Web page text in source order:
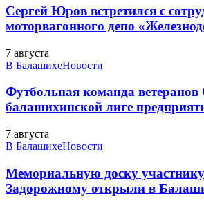
Сергей Юров встретился с
моторвагонного депо
7 августа
В БалашихеНовости
Футбольная команда ветеранов
балашихинской лиге
7 августа
В БалашихеНовости
Мемориальную доску
Задорожному открыли в